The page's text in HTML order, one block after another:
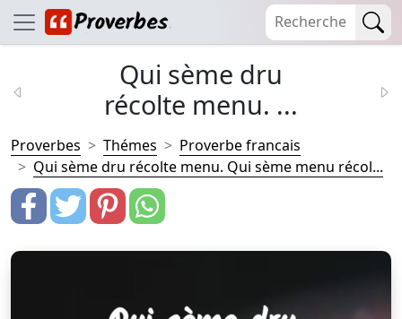
Qui sème dru
récolte menu. ...
Proverbes Thémes
Proverbe francais
Qui sème dru récolte menu. Qui sème menu récol...